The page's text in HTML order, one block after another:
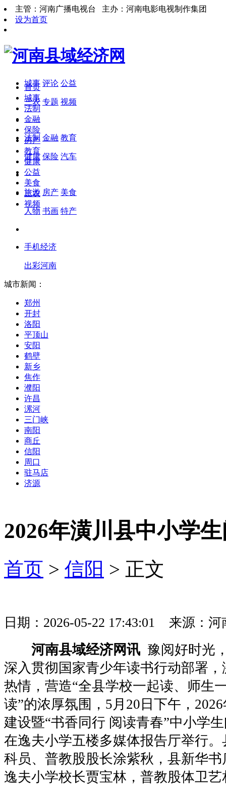
主管：河南广播电视台 主办：河南电影电视制作集团
设为首页
城事 评论 公益
三农 专题 视频
法制 金融 教育
健康 保险 汽车
旅游 房产 美食
人物 书画 特产
手机经济
出彩河南
首页
城事
法制
金融
保险
房产
教育
健康
公益
美食
三农
视频
城市新闻：
郑州
开封
洛阳
平顶山
安阳
鹤壁
新乡
焦作
濮阳
许昌
漯河
三门峡
南阳
商丘
信阳
周口
驻马店
济源
2026年潢川县中小学
首页 > 信阳 > 正文
日期：2026-05-22 17:43:01 来源：
河南县域经济网讯 豫阅好时光
深入贯彻国家青少年读书行动部署
热情，营造“全县学校一起读、师生
读”的浓厚氛围，5月20日下午，
建设暨“书香同行 阅读青春”中小学
在逸夫小学五楼多媒体报告厅举行
科员、普教股股长涂紫秋，县新华
逸夫小学校长贾宝林，普教股体卫